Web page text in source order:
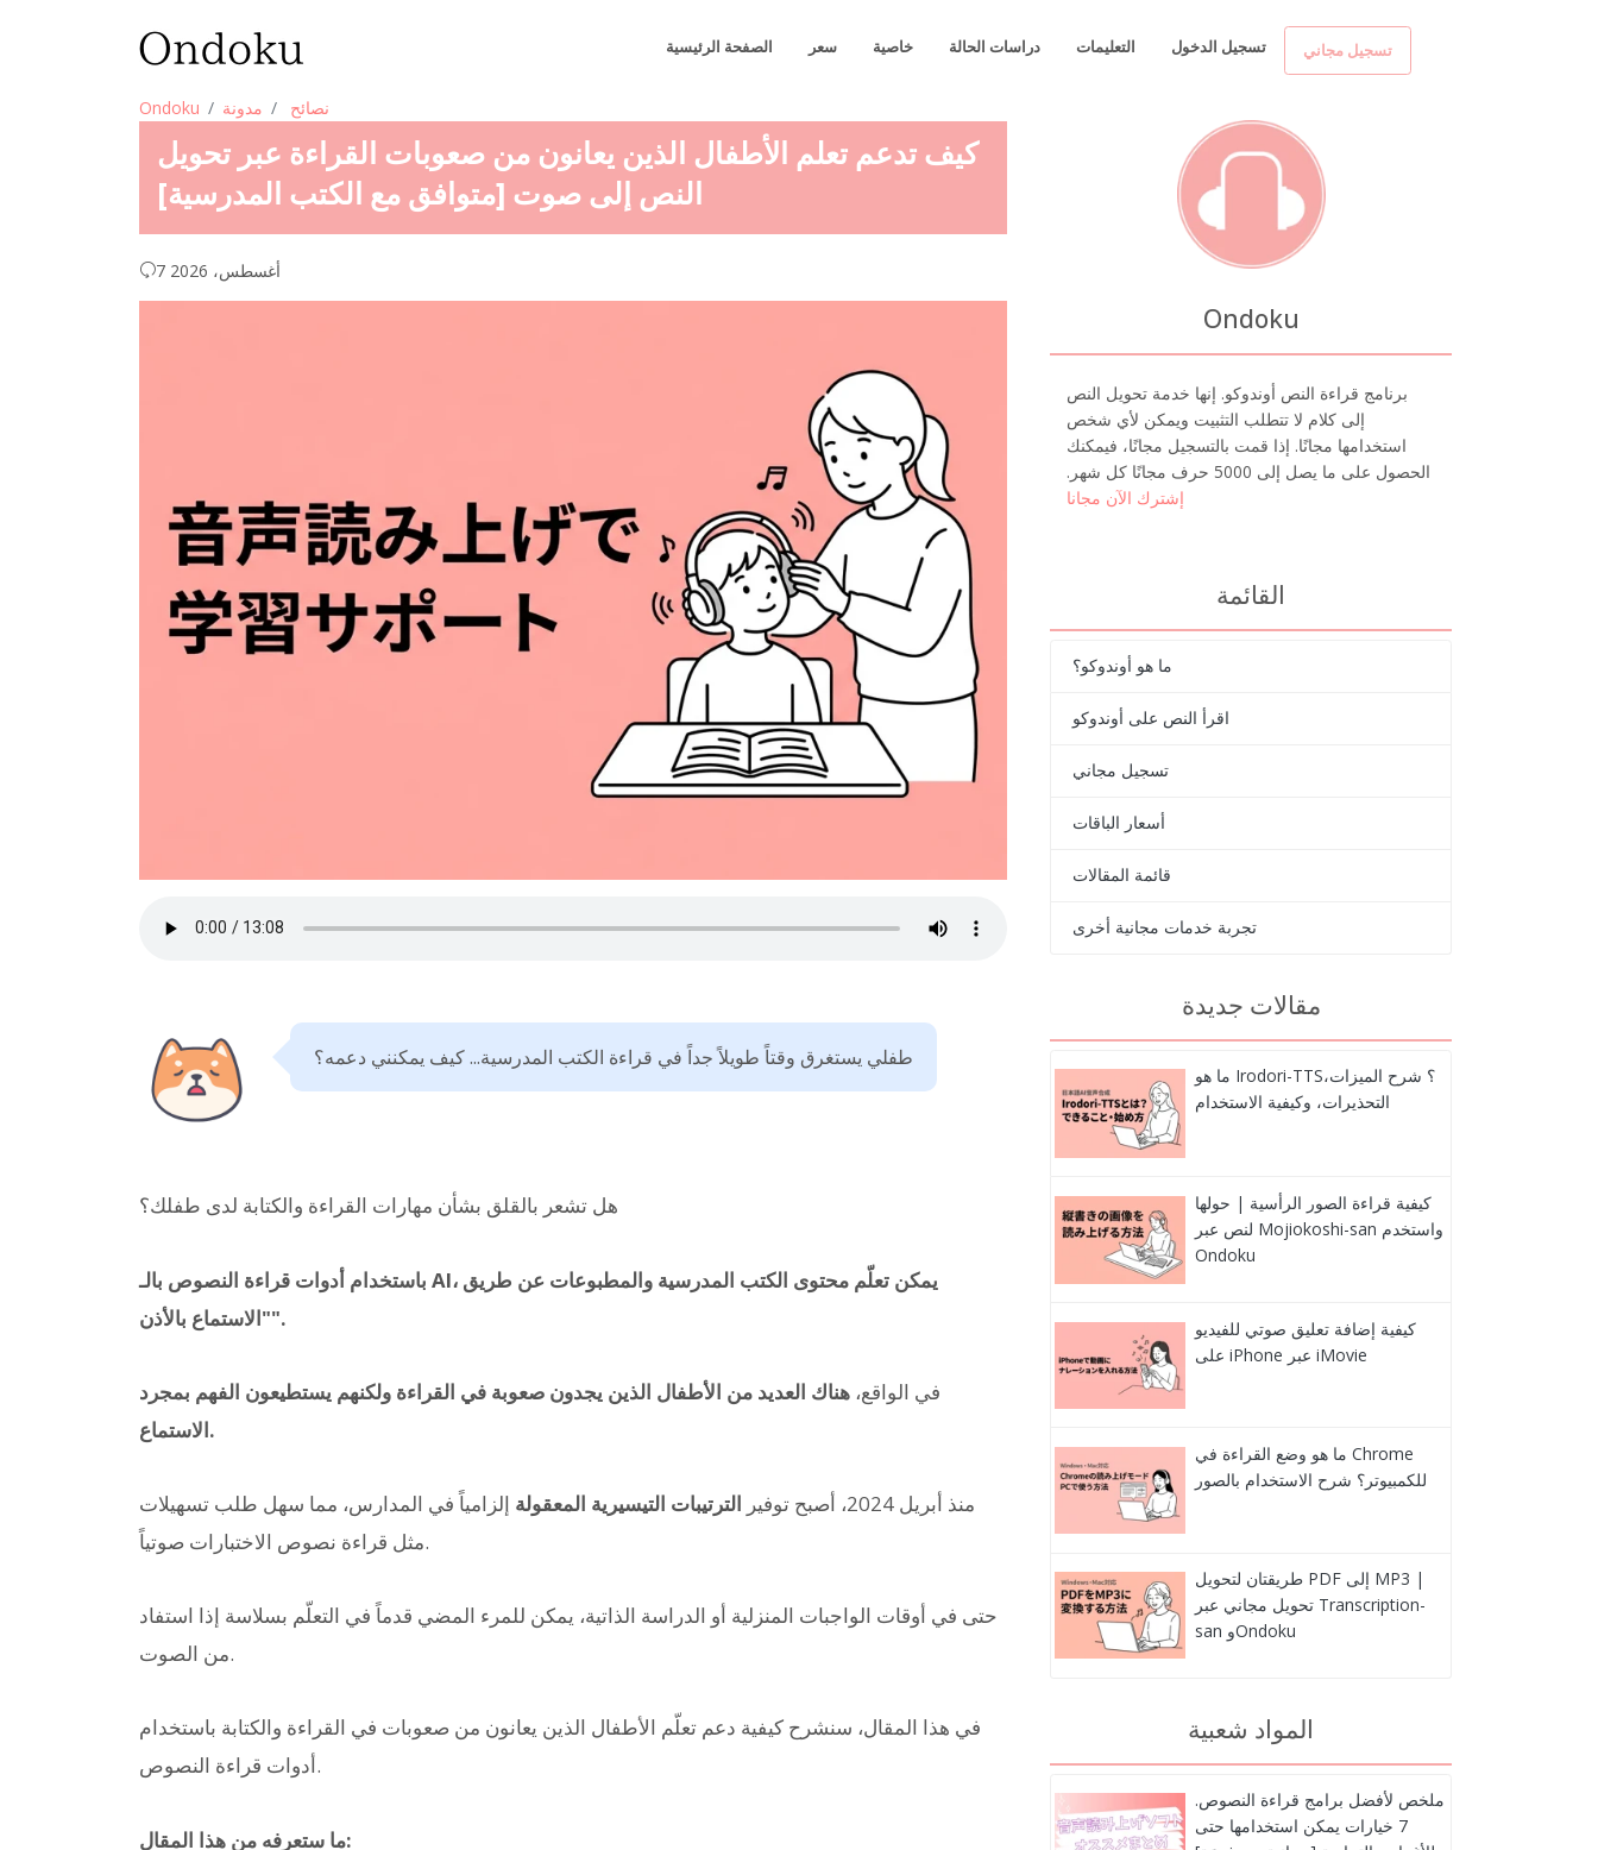
الصفحة الرئيسية سعر خاصية دراسات الحالة التعليمات تسجيل الدخول تسجيل مجاني
Ondoku مدونة نصائح
كيف تدعم تعلم الأطفال الذين يعانون من صعوبات القراءة عبر تحويل
النص إلى صوت [متوافق مع الكتب المدرسية]
7 أغسطس، 2026
طفلي يستغرق وقتاً طويلاً جداً في قراءة الكتب المدرسية... كيف يمكنني دعمه؟
هل تشعر بالقلق بشأن مهارات القراءة والكتابة لدى طفلك؟
باستخدام أدوات قراءة النصوص بالـ AI، يمكن تعلّم محتوى الكتب المدرسية والمطبوعات عن طريق
"الاستماع بالأذن".
في الواقع، هناك العديد من الأطفال الذين يجدون صعوبة في القراءة ولكنهم يستطيعون الفهم بمجرد
الاستماع.
منذ أبريل 2024، أصبح توفير الترتيبات التيسيرية المعقولة إلزامياً في المدارس، مما سهل طلب تسهيلات
مثل قراءة نصوص الاختبارات صوتياً.
حتى في أوقات الواجبات المنزلية أو الدراسة الذاتية، يمكن للمرء المضي قدماً في التعلّم بسلاسة إذا استفاد
من الصوت.
في هذا المقال، سنشرح كيفية دعم تعلّم الأطفال الذين يعانون من صعوبات في القراءة والكتابة باستخدام
أدوات قراءة النصوص.
ما ستعرفه من هذا المقال:
Ondoku
برنامج قراءة النص أوندوكو. إنها خدمة تحويل النص
إلى كلام لا تتطلب التثبيت ويمكن لأي شخص
استخدامها مجانًا. إذا قمت بالتسجيل مجانًا، فيمكنك
الحصول على ما يصل إلى 5000 حرف مجانًا كل شهر.
إشترك الآن مجانا
القائمة
ما هو أوندوكو؟
اقرأ النص على أوندوكو
تسجيل مجاني
أسعار الباقات
قائمة المقالات
تجربة خدمات مجانية أخرى
مقالات جديدة
ما هو Irodori-TTS؟ شرح الميزات،
التحذيرات، وكيفية الاستخدام
كيفية قراءة الصور الرأسية | حولها
لنص عبر Mojiokoshi-san واستخدم
Ondoku
كيفية إضافة تعليق صوتي للفيديو
على iPhone عبر iMovie
ما هو وضع القراءة في Chrome
للكمبيوتر؟ شرح الاستخدام بالصور
طريقتان لتحويل PDF إلى MP3 |
تحويل مجاني عبر Transcription-
san وOndoku
المواد شعبية
ملخص لأفضل برامج قراءة النصوص.
7 خيارات يمكن استخدامها حتى